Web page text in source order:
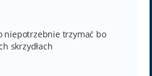
niepotrzebnie trzymać bo
skrzydłach